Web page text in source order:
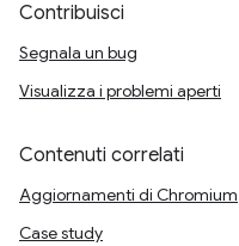
Contribuisci
Segnala un bug
Visualizza i problemi aperti
Contenuti correlati
Aggiornamenti di Chromium
Case study